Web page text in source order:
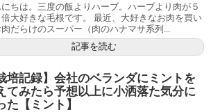
にちは。三度の飯よりハーブ。ハーブより肉が５
倍大好きな毛根です。 最近、大好きなお肉を買い
だらけのスーパー（肉のハナマサ系列...
記事を読む
培記録】会社のベランダにミントを
てみたら予想以上に小洒落た気分に
た【ミント】